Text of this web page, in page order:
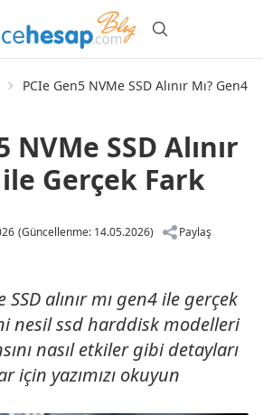
PCIe Gen5 NVMe SSD Alınır Mı? Gen4
NVMe SSD Alınır
ile Gerçek Fark
(Güncellenme: 14.05.2026)
Paylaş
SSD alınır mı gen4 ile gerçek
nesil ssd harddisk modelleri
nasıl etkiler gibi detayları
için yazımızı okuyun